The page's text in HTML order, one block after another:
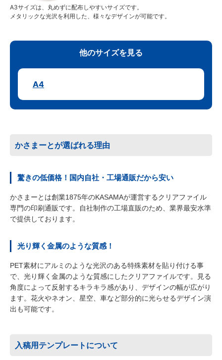
A3サイズは、丸めずに配布しやすいサイズです。
メタリックな光沢を利用した、様々なデザインが可能です。
他のサイズを見る
A4
かさまーとが選ばれる理由
驚きの低価格！国内自社・工場通販だから安い
かさまーとは創業1875年のKASAMAが運営するクリアファイル
専門の印刷通販です。自社制作の工場直販のため、業界最安水準
で提供しております。
光り輝く金属のような質感！
PET素材にアルミのような光沢のある特殊素材を貼り付ける事
で、光り輝く金属のような質感にしたクリアファイルです。見る
角度によって反射するキラキラ感があり、デザインの幅が広がり
ます。花火やネオン、星空、車など部分的に光らせるデザイン演
出も可能です。
入稿用テンプレートについて